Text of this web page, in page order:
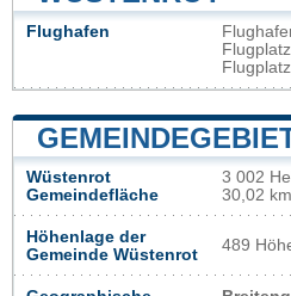
Flughafen
Wüstenrot
Gemeindefläche
3 002
30,02
Höhenlage der
Gemeinde Wüstenrot
489